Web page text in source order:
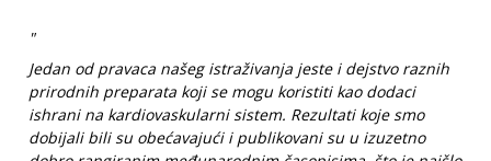
"
Jedan od pravaca našeg istraživanja jeste i dejstvo raznih
prirodnih preparata koji se mogu koristiti kao dodaci
ishrani na kardiovaskularni sistem. Rezultati koje smo
dobijali bili su obećavajući i publikovani su u izuzetno